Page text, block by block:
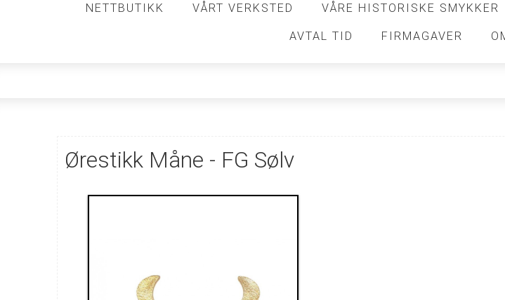
NETTBUTIKK VÅRT VERKSTED VÅRE HISTORISKE SMYKKER
AVTAL TID FIRMAGAVER
Ørestikk Måne - FG Sølv